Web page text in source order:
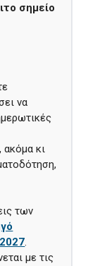
σημείο
να
ακόμα κι
των
.
με τις